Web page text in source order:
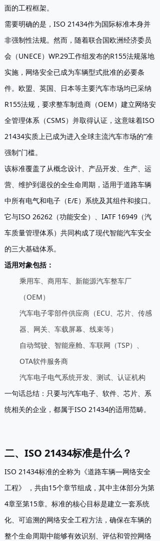
面的工程框架。
需要明确的是，ISO 21434作为国际标准本身并
非强制性法规。然而，随着联合国欧洲经济委员
会（UNECE）WP.29工作组发布的R155法规落地
实施，网络安全已成为车辆型式批准的必要条
件。欧盟、英国、日本等主要汽车市场均已采纳
R155法规，要求整车制造商（OEM）建立网络安
全管理体系（CSMS）并取得认证，这意味着ISO
21434实质上已成为进入全球主流汽车市场的“准
强制”门槛。
该标准覆盖了从概念设计、产品开发、生产、运
营、维护到退役的全生命周期，适用于道路车辆
中所有电气和电子（E/E）系统及其组件和接口。
它与ISO 26262（功能安全）、IATF 16949（汽
车质量管理体系）共同构成了现代智能汽车安全
的三大基础体系。
适用对象包括：
乘用车、商用车、新能源汽车整车厂
（OEM）
汽车电子零部件供应商（ECU、芯片、传感
器、网关、车载屏幕、线束等）
自动驾驶、智能座舱、车联网（TSP）、
OTA软件服务商
汽车电子电气系统开发、测试、认证机构
一句话总结：只要与汽车电子、软件、芯片、系
统相关的企业，都属于ISO 21434的适用范畴。
二、ISO 21434标准是什么？
ISO 21434标准的全称为 《道路车辆—网络安全
工程》
，共由15个章节组成，其中主体部分为第
4章至第15章。标准的核心目标是建立一套系统
化、可追溯的网络安全工程方法，确保在车辆的
整个生命周期中能够有效识别、评估和管控网络